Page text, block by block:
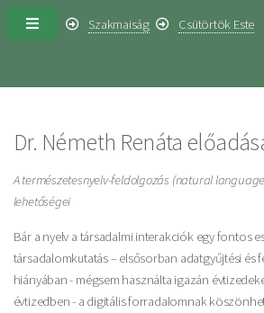
Szakmaiság Csütörtök Este
Dr. Németh Renáta
A természetesnyelv-feldolgozás (natural
lehetőségei
Bár a nyelv a társadalmi interakciók egy fontos
társadalomkutatás – elsősorban adatgyűjtési
hiányában - mégsem használta igazán
évtizedben - a digitális forradalomnak